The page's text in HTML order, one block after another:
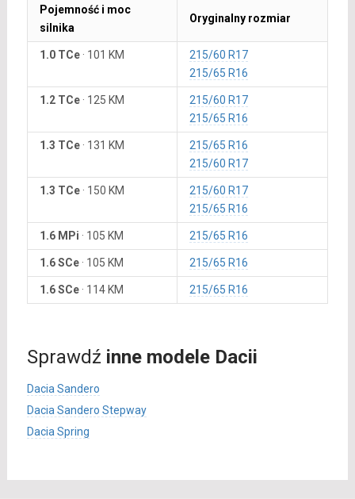
Pojemność i moc
silnika
Oryginalny rozmiar
1.0 TCe· 101 KM
215/60 R17
215/65 R16
1.2 TCe· 125 KM
215/60 R17
215/65 R16
1.3 TCe· 131 KM
215/65 R16
215/60 R17
1.3 TCe· 150 KM
215/60 R17
215/65 R16
1.6 MPi · 105 KM 215/65 R16
1.6 SCe· 105 KM 215/65 R16
1.6 SCe· 114 KM 215/65 R16
Sprawdź inne modele Dacii
Dacia Sandero
Dacia Sandero Stepway
Dacia Spring